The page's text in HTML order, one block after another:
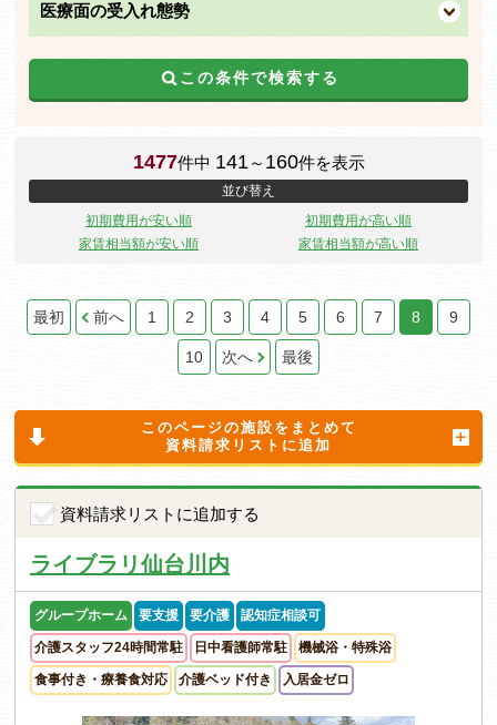
医療面の受入れ態勢
この条件で検索する
1477件中 141 ～ 160件を表示
並び替え
初期費用が安い順
初期費用が高い順
家賃相当額が安い順
家賃相当額が高い順
最初 前へ 1 2 3 4 5 6 7 8 9
10 次へ 最後
このページの施設をまとめて
資料請求リストに追加
資料請求リストに追加する
ライブラリ仙台川内
グループホーム 要支援 要介護 認知症相談可
介護スタッフ24時間常駐 日中看護師常駐 機械浴・特殊浴
食事付き・療養食対応 介護ベッド付き 入居金ゼロ